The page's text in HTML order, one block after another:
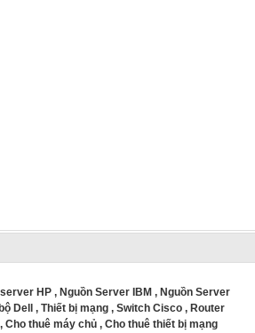
HP, Nguồn Server IBM, Nguồn Server
Dell , Thiết bị mạng , Switch Cisco, Router
Cho thuê máy chủ, Cho thuê thiết bị mạng